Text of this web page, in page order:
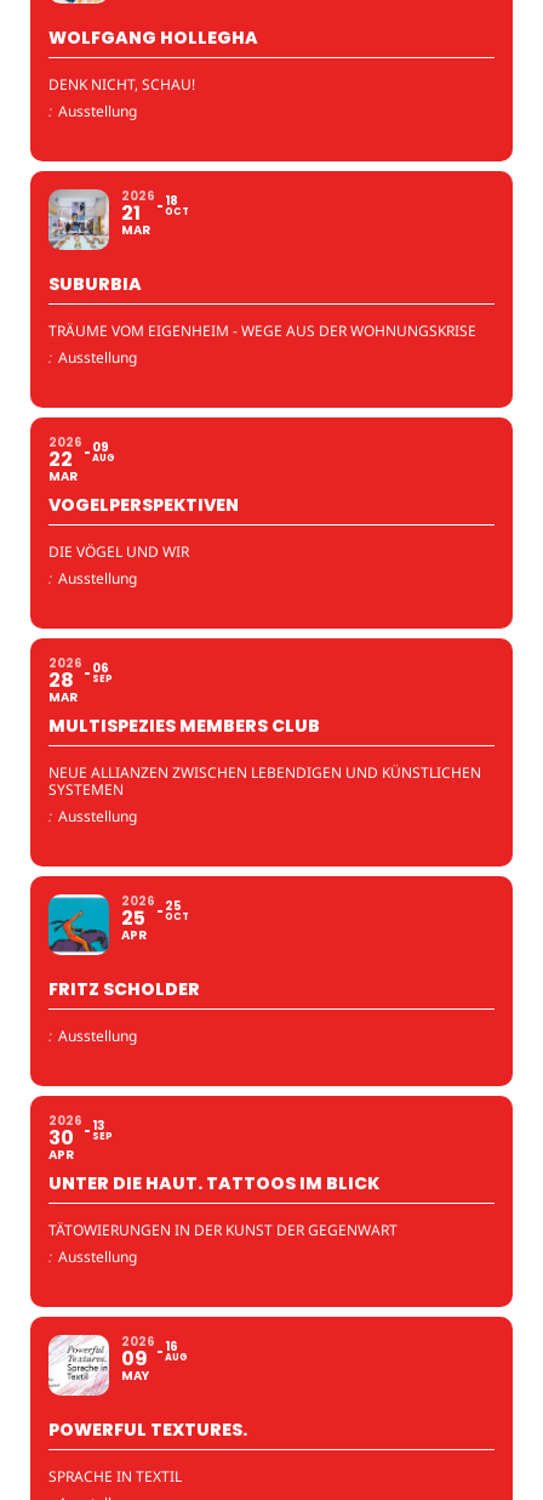
WOLFGANG HOLLEGHA
DENK NICHT, SCHAU!
: Ausstellung
2026
21
MAR
18
OCT
SUBURBIA
TRÄUME VOM EIGENHEIM - WEGE AUS DER WOHNUNGSKRISE
: Ausstellung
2026
22
MAR
09
AUG
VOGELPERSPEKTIVEN
DIE VÖGEL UND WIR
: Ausstellung
2026
28
MAR
06
SEP
MULTISPEZIES MEMBERS CLUB
NEUE ALLIANZEN ZWISCHEN LEBENDIGEN UND KÜNSTLICHEN
SYSTEMEN
: Ausstellung
2026
25
APR
25
OCT
FRITZ SCHOLDER
: Ausstellung
2026
30
APR
13
SEP
UNTER DIE HAUT. TATTOOS IM BLICK
TÄTOWIERUNGEN IN DER KUNST DER GEGENWART
: Ausstellung
2026
09
MAY
16
AUG
POWERFUL TEXTURES.
SPRACHE IN TEXTIL